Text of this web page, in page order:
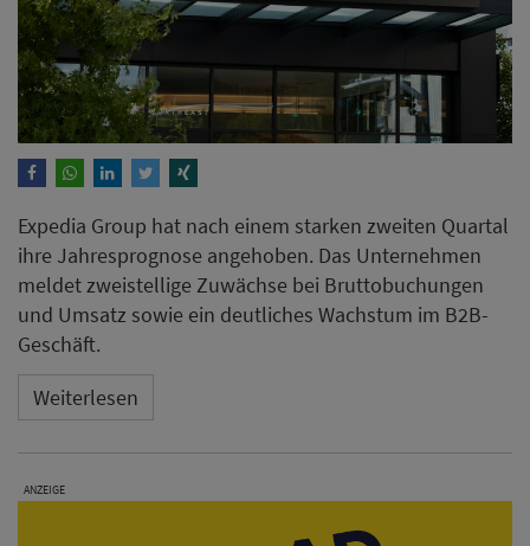
Expedia Group hat nach einem starken zweiten Quartal
ihre Jahresprognose angehoben. Das Unternehmen
meldet zweistellige Zuwächse bei Bruttobuchungen
und Umsatz sowie ein deutliches Wachstum im B2B-
Geschäft.
Weiterlesen
ANZEIGE